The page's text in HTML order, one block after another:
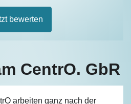
CentrO. GbR
arbeiten ganz nach der
bewerten